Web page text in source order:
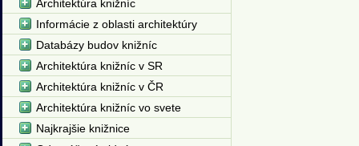
Architektúra knižníc
Informácie z oblasti architektúry
Databázy budov knižníc
Architektúra knižníc v SR
Architektúra knižníc v ČR
Architektúra knižníc vo svete
Najkrajšie knižnice